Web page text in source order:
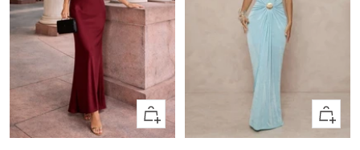
Adicionar